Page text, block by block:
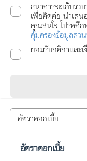
ธนาคารจะเก็บรว
เพื่อติดต่อ นำเส
คุณสนใจ โปรดศึก
คุ้มครองข้อมูลส่ว
ยอมรับกติกาและเ
อัตราดอกเบี้ย
อัตราดอกเบี้ย